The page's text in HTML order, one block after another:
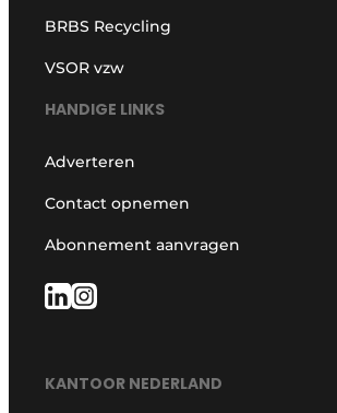
BRBS Recycling
VSOR vzw
HANDIGE LINKS
Adverteren
Contact opnemen
Abonnement aanvragen
KANTOOR NEDERLAND